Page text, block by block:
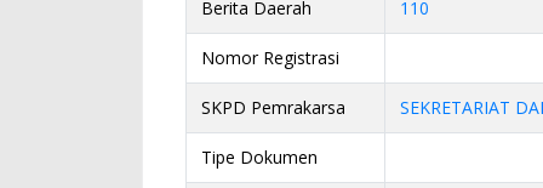
Berita Daerah 110
Nomor Registrasi
SKPD Pemrakarsa SEKRETARIAT
Tipe Dokumen